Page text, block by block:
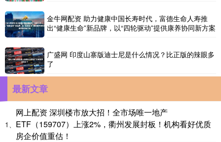
金牛网配资 助力健康中国长寿时代，富德生命人寿推
出“健康生命”新品牌，以“四轮驱动”提供康养协同新方案
广盛网 印度山寨版迪士尼是什么情况？比正版的辣眼多
了
最新文章
1、
网上配资 深圳楼市放大招！全市场唯一地产
ETF（159707）上涨2%，衢州发展封板！机构看好优质
房企价值重估！